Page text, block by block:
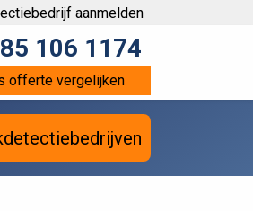
aanmelden
106 1174
offerte vergelijken
lekdetectiebedrijven